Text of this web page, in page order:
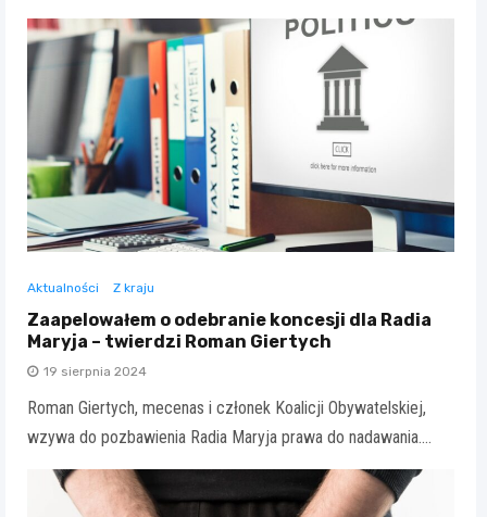
Aktualności Z kraju
Zaapelowałem o odebranie koncesji dla Radia
Maryja – twierdzi Roman Giertych
19 sierpnia 2024
Roman Giertych, mecenas i członek Koalicji Obywatelskiej,
wzywa do pozbawienia Radia Maryja prawa do nadawania.…